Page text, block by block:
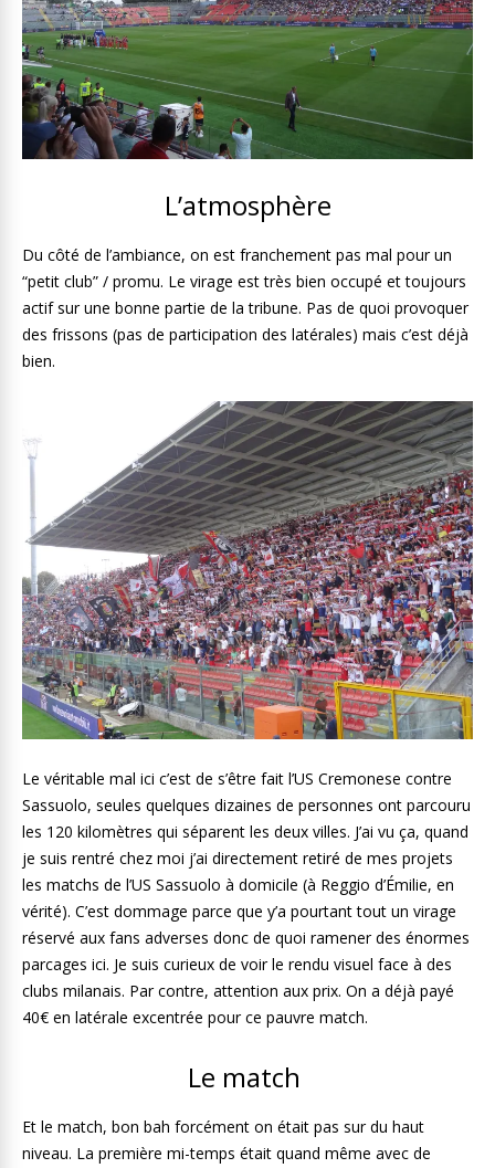
L’atmosphère
Du côté de l’ambiance, on est franchement pas mal pour un
“petit club” / promu. Le virage est très bien occupé et toujours
actif sur une bonne partie de la tribune. Pas de quoi provoquer
des frissons (pas de participation des latérales) mais c’est déjà
bien.
Le véritable mal ici c’est de s’être fait l’US Cremonese contre
Sassuolo, seules quelques dizaines de personnes ont parcouru
les 120 kilomètres qui séparent les deux villes. J’ai vu ça, quand
je suis rentré chez moi j’ai directement retiré de mes projets
les matchs de l’US Sassuolo à domicile (à Reggio d’Émilie, en
vérité). C’est dommage parce que y’a pourtant tout un virage
réservé aux fans adverses donc de quoi ramener des énormes
parcages ici. Je suis curieux de voir le rendu visuel face à des
clubs milanais. Par contre, attention aux prix. On a déjà payé
40€ en latérale excentrée pour ce pauvre match.
Le match
Et le match, bon bah forcément on était pas sur du haut
niveau. La première mi-temps était quand même avec de